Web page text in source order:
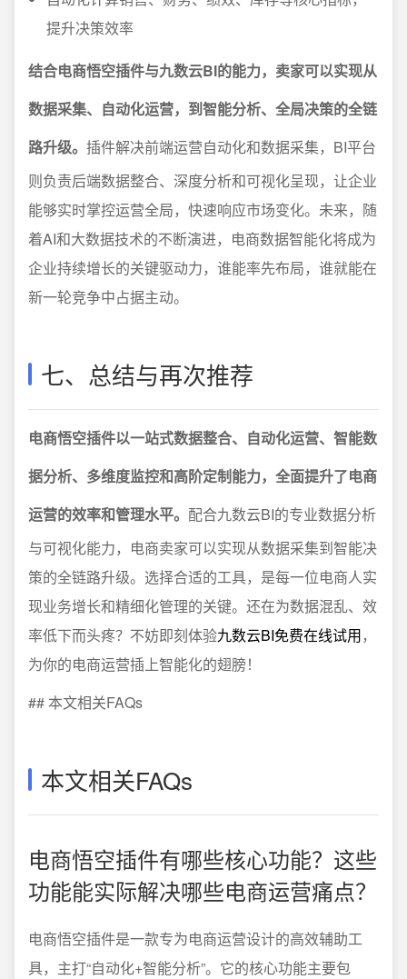
提升决策效率
结合电商悟空插件与九数云BI的能力，卖家可以实现从
数据采集、自动化运营，到智能分析、全局决策的全链
路升级。 插件解决前端运营自动化和数据采集，BI平台
则负责后端数据整合、深度分析和可视化呈现，让企业
能够实时掌控运营全局，快速响应市场变化。未来，随
着AI和大数据技术的不断演进，电商数据智能化将成为
企业持续增长的关键驱动力，谁能率先布局，谁就能在
新一轮竞争中占据主动。
七、总结与再次推荐
电商悟空插件以一站式数据整合、自动化运营、智能数
据分析、多维度监控和高阶定制能力，全面提升了电商
运营的效率和管理水平。 配合九数云BI的专业数据分析
与可视化能力，电商卖家可以实现从数据采集到智能决
策的全链路升级。选择合适的工具，是每一位电商人实
现业务增长和精细化管理的关键。还在为数据混乱、效
率低下而头疼？不妨即刻体验九数云BI免费在线试用，
为你的电商运营插上智能化的翅膀！
## 本文相关FAQs
本文相关FAQs
电商悟空插件有哪些核心功能？这些
功能能实际解决哪些电商运营痛点？
电商悟空插件是一款专为电商运营设计的高效辅助工
具，主打“自动化+智能分析”。它的核心功能主要包